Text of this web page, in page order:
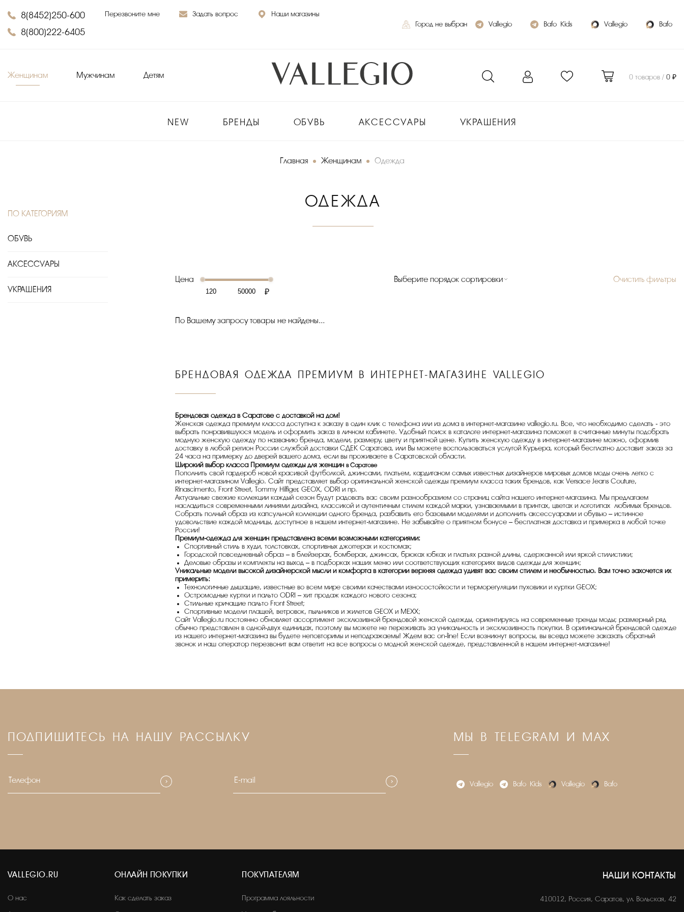
8(8452)250-600
8(800)222-6405
Перезвоните мне Задать вопрос
Наши магазины
Город не выбран
Vallegio Bafo_Kids Vallegio Bafo
Женщинам Мужчинам Детям 0 товаров /0 ₽
NEW БРЕНДЫ ОБУВЬ АКСЕССУАРЫ УКРАШЕНИЯ
Главная Женщинам Одежда
ПО КАТЕГОРИЯМ
ОБУВЬ
АКСЕССУАРЫ
УКРАШЕНИЯ
ОДЕЖДА
Цена
₽
Выберите порядок сортировки Очистить фильтры
По Вашему запросу товары не найдены...
БРЕНДОВАЯ ОДЕЖДА ПРЕМИУМ В ИНТЕРНЕТ-МАГАЗИНЕ VALLEGIO
Брендовая одежда в Саратовес доставкой на дом!
Женская одежда премиум класса доступна к заказу в один клик с телефона или из дома в интернет-магазине vallegio.ru. Все, что необходимо сделать - это
выбрать понравившуюся модель и оформить заказ в личном кабинете. Удобный поиск в каталоге интернет-магазина поможет в считанные минуты подобрать
модную женскую одежду по названию бренда, модели, размеру, цвету и приятной цене. Купить женскую одежду в интернет-магазине можно, оформив
доставку в любой регион России службой доставки СДЕК Саратова, или Вы можете воспользоваться услугой Курьера, который бесплатно доставит заказ за
24 часа на примерку до дверей вашего дома, если вы проживаете в Саратовской области.
Широкий выбор класса Премиум одежды для женщин в Саратове
Пополнить свой гардероб новой красивой футболкой, джинсами, платьем, кардиганом самых известных дизайнеров мировых домов моды очень легко с
интернет-магазином Vallegio. Сайт представляет выбор оригинальной женской одежды премиум класса таких брендов, как Versace Jeans Couture,
Rinascimento, Front Street, Tommy Hilfiger, GEOX, ODRI и пр.
Актуальные свежие коллекции каждый сезон будут радовать вас своим разнообразием со страниц сайта нашего интернет-магазина. Мы предлагаем
насладиться современными линиями дизайна, классикой и аутентичным стилем каждой марки, узнаваемыми в принтах, цветах и логотипах любимых брендов.
Собрать полный образ из капсульной коллекции одного бренда, разбавить его базовыми моделями и дополнить аксессуарами и обувью – истинное
удовольствие каждой модницы, доступное в нашем интернет-магазине. Не забывайте о приятном бонусе – бесплатная доставка и примерка в любой точке
России!
Премиум-одежда для женщин представлена всеми возможными категориями:
Спортивный стиль в худи, толстовках, спортивных джоггерах и костюмах;
Городской повседневный образ – в блейзерах, бомберах, джинсах, брюках юбках и платьях разной длины, сдержанной или яркой стилистики;
Деловые образы и комплекты на выход – в подборках наших меню или соответствующих категориях видов одежды для женщин;
Уникальные модели высокой дизайнерской мысли и комфорта в категории верхняя одежда удивят вас своим стилем и необычностью. Вам точно захочется их
примерить:
Технологичные дышащие, известные во всем мире своими качествами износостойкости и терморегуляции пуховики и куртки GEOX;
Остромодные куртки и пальто ODRI – хит продаж каждого нового сезона;
Стильные кричащие пальто Front Street;
Спортивные модели плащей, ветровок, пыльников и жилетов GEOX и MEXX;
Сайт Vallegio.ru постоянно обновляет ассортимент эксклюзивной брендовой женской одежды, ориентируясь на современные тренды моды; размерный ряд
обычно представлен в одной-двух единицах, поэтому вы можете не переживать за уникальность и эксклюзивность покупки. В оригинальной брендовой одежде
из нашего интернет-магазина вы будете неповторимы и неподражаемы! Ждем вас on-line! Если возникнут вопросы, вы всегда можете заказать обратный
звонок и наш оператор перезвонит вам ответит на все вопросы о модной женской одежде, представленной в нашем интернет-магазине!
ПОДПИШИТЕСЬ НА НАШУ РАССЫЛКУ МЫ В TELEGRAM И MAX
Vallegio Bafo_Kids Vallegio Bafo
VALLEGIO.RU
О нас
ОНЛАЙН ПОКУПКИ
Как сделать заказ
ПОКУПАТЕЛЯМ
Программа лояльности
НАШИ КОНТАКТЫ
410012, Россия, Саратов, ул. Вольская, 42